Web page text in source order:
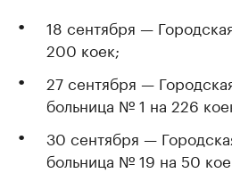
18 сентября —
200 коек;
27 сентября —
больница № 1 на 226
30 сентября —
больница № 19 на 50